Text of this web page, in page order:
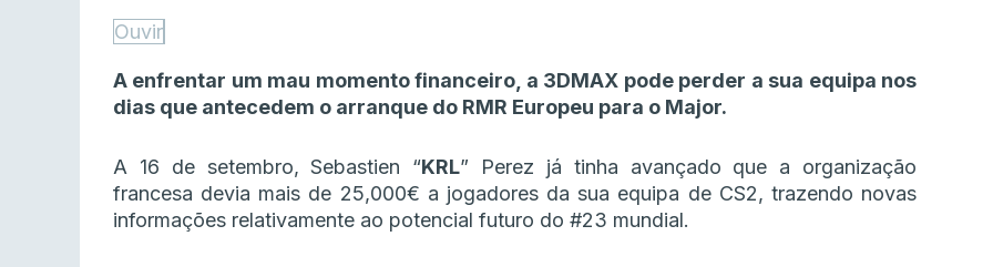
Ouvir
A enfrentar um mau momento financeiro, a 3DMAX pode perder a sua equipa nos
dias que antecedem o arranque do RMR Europeu para o Major.
A 16 de setembro, Sebastien “⁠KRL⁠” Perez já tinha avançado que a organização
francesa devia mais de 25,000€ a jogadores da sua equipa de CS2, trazendo novas
informações relativamente ao potencial futuro do #23 mundial.